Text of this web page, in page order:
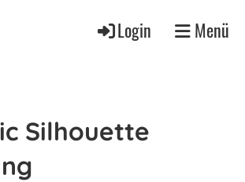
Login Menü
Silhouette